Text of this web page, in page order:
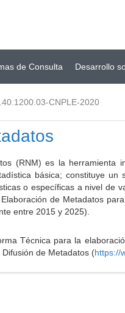
de Consulta Desarrollo
CNPLE-2020
(RNM) es la herramienta
básica; constituye
o específicas a nivel de
de Metadatos
entre 2015 y 2025).
Técnica para la
de Metadatos (https://